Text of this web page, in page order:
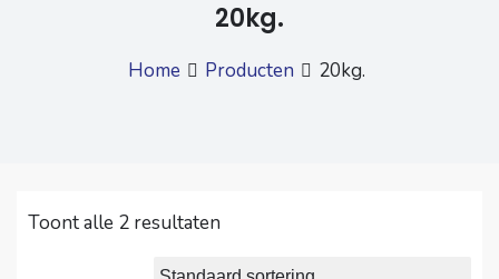
20kg.
Home Producten 20kg.
Toont alle 2 resultaten